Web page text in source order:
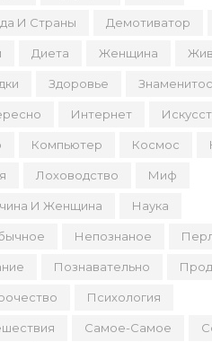
И Страны Демотиватор
Диета Женщина
Здоровье
Интернет
Компьютер Космос
Лоховодство Миф
И Женщина Наука
Непознаное
Познавательно
Психология
Самое-Самое